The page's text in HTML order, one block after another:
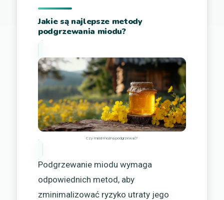
Jakie są najlepsze metody
podgrzewania miodu?
Czy miód można podgrzewać?
Podgrzewanie miodu wymaga
odpowiednich metod, aby
zminimalizować ryzyko utraty jego